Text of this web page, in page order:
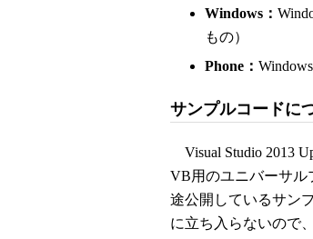
Windows：
もの）
Phone：
サンプルコードに
Visual Studio 2013
VB用のユニバーサル
途公開しているサン
に立ち入らないので